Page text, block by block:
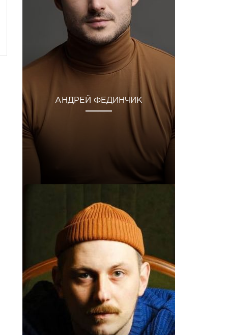
АНДРЕЙ ФЕДИНЧИК